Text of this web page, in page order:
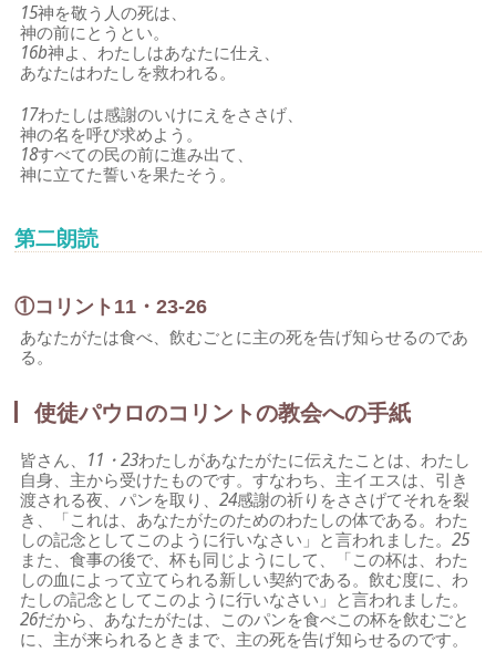
15神を敬う人の死は、
神の前にとうとい。
16b神よ、わたしはあなたに仕え、
あなたはわたしを救われる。
17わたしは感謝のいけにえをささげ、
神の名を呼び求めよう。
18すべての民の前に進み出て、
神に立てた誓いを果たそう。
第二朗読
①コリント11・23-26
あなたがたは食べ、飲むごとに主の死を告げ知らせるのであ
る。
使徒パウロのコリントの教会への手紙
皆さん、 11・23わたしがあなたがたに伝えたことは、わたし
自身、主から受けたものです。すなわち、主イエスは、引き
渡される夜、パンを取り、24感謝の祈りをささげてそれを裂
き、「これは、あなたがたのためのわたしの体である。わた
しの記念としてこのように行いなさい」と言われました。25
また、食事の後で、杯も同じようにして、「この杯は、わた
しの血によって立てられる新しい契約である。飲む度に、わ
たしの記念としてこのように行いなさい」と言われました。
26だから、あなたがたは、このパンを食べこの杯を飲むごと
に、主が来られるときまで、主の死を告げ知らせるのです。